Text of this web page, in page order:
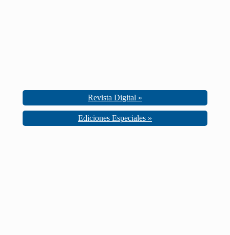
Revista Digital »
Ediciones Especiales »